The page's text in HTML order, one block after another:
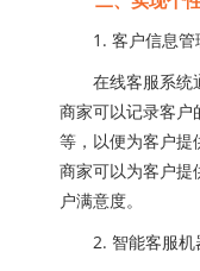
1. 客户信息管
在线客服系统通
商家可以记录客户
等，以便为客户提
商家可以为客户提
户满意度。
2. 智能客服机